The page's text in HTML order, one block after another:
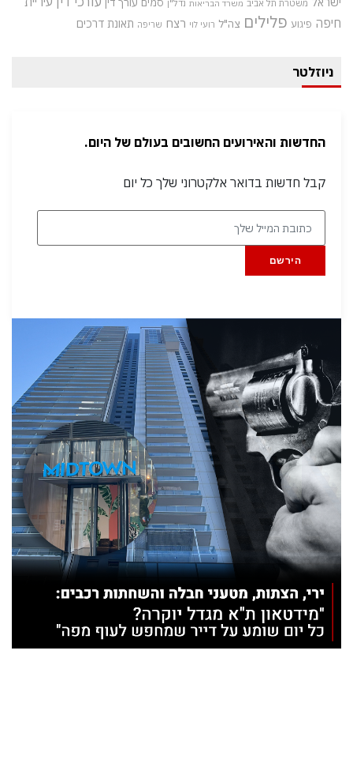
משטרת תל אביב משרד הבריאות נדל"ן
חיפה פיגוע פלילים צה"ל רועי לוי רצח שריפה תאונת דרכים
ניוזלטר
החדשות והאירועים החשובים בעולם של היום.
קבל חדשות בדואר אלקטרוני שלך כל יום
הירשם